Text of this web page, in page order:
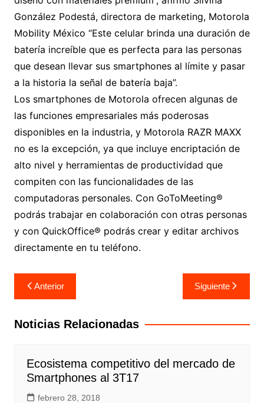
González Podestá, directora de marketing, Motorola
Mobility México “Este celular brinda una duración de
batería increíble que es perfecta para las personas
que desean llevar sus smartphones al límite y pasar
a la historia la señal de batería baja”.
Los smartphones de Motorola ofrecen algunas de
las funciones empresariales más poderosas
disponibles en la industria, y Motorola RAZR MAXX
no es la excepción, ya que incluye encriptación de
alto nivel y herramientas de productividad que
compiten con las funcionalidades de las
computadoras personales. Con GoToMeeting®
podrás trabajar en colaboración con otras personas
y con QuickOffice® podrás crear y editar archivos
directamente en tu teléfono.
Navegación
de
entradas
Anterior Siguiente
Noticias Relacionadas
Ecosistema competitivo del mercado de
Smartphones al 3T17
febrero 28, 2018